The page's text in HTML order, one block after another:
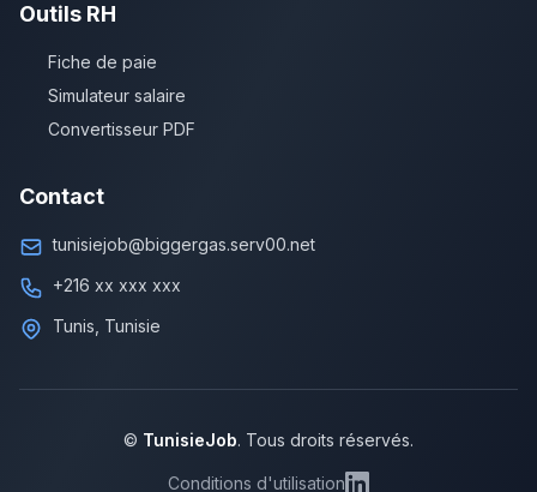
Outils RH
Fiche de paie
Simulateur salaire
Convertisseur PDF
Contact
tunisiejob@biggergas.serv00.net
+216 xx xxx xxx
Tunis, Tunisie
© TunisieJob. Tous droits réservés.
Conditions d'utilisation